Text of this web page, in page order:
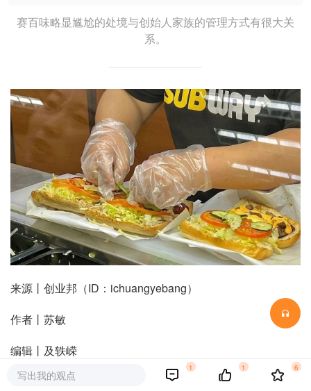
赛百味略显尴尬的处境与创始人家族的管理方式有很大关
系。
来源丨创业邦（ID：ichuangyebang）
作者丨苏敏
编辑丨及轶嵘
1995年，赛百味进入中国，只比麦当劳晚5年，比肯德基晚
写出我的观点
1 1 6